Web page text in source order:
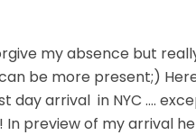
my absence but
be more present;)
day arrival in NYC ….
In preview of my arrival